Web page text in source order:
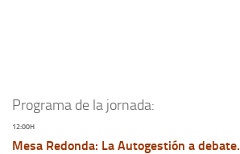
Programa de la jornada:
12:00H
Mesa Redonda: La Autogestión a debate.